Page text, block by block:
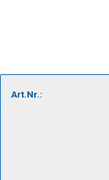
Art.Nr.: